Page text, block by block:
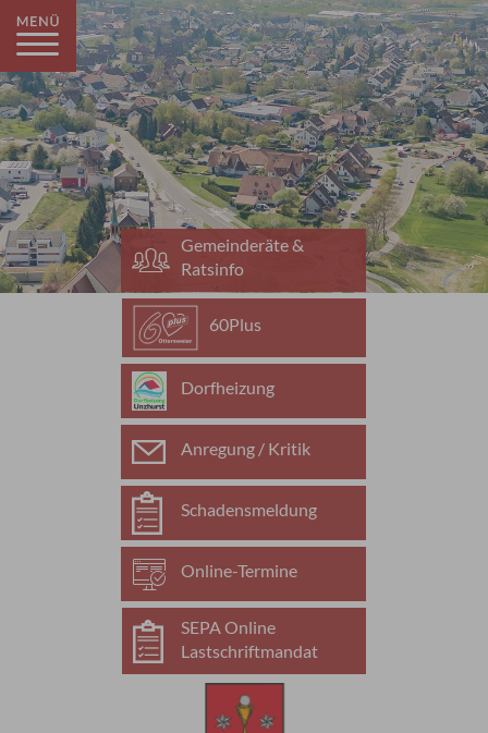
Gemeinderäte &
Ratsinfo
60Plus
Dorfheizung
Anregung / Kritik
Schadensmeldung
Online-Termine
SEPA Online
Lastschriftmandat